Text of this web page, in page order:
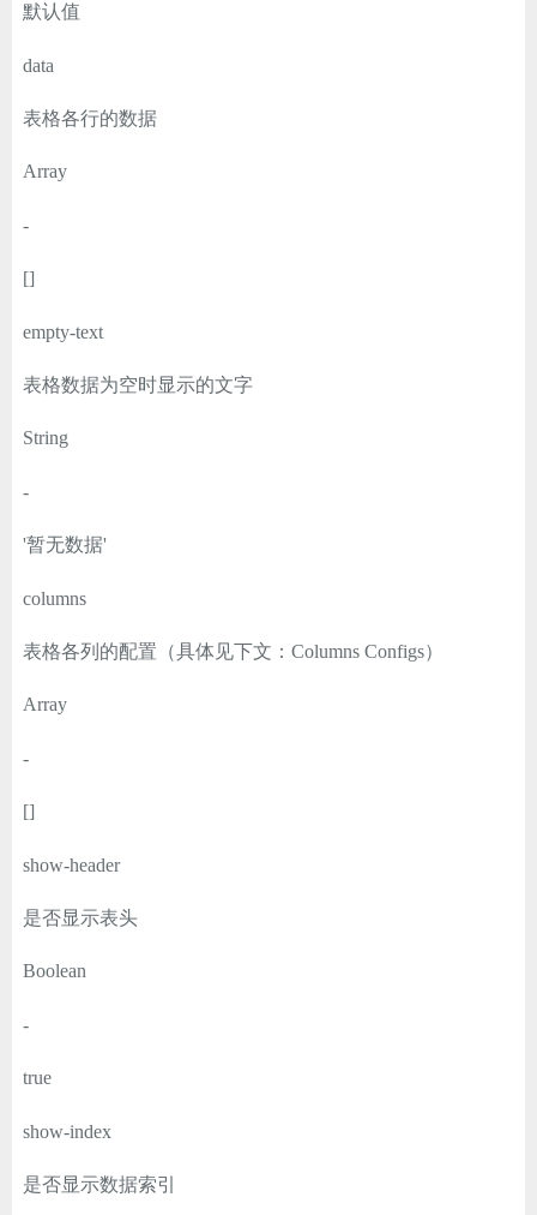
默认值
data
表格各行的数据
Array
-
[]
empty-text
表格数据为空时显示的文字
String
-
'暂无数据'
columns
表格各列的配置（具体见下文：Columns Configs）
Array
-
[]
show-header
是否显示表头
Boolean
-
true
show-index
是否显示数据索引